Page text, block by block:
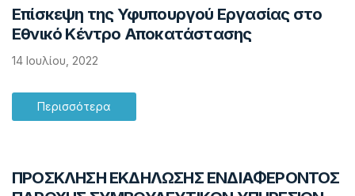
Επίσκεψη της Υφυπουργού Εργασίας στο
Εθνικό Κέντρο Αποκατάστασης
14 Ιουλίου, 2022
Περισσότερα
ΠΡΟΣΚΛΗΣΗ ΕΚΔΗΛΩΣΗΣ ΕΝΔΙΑΦΕΡΟΝΤΟΣ